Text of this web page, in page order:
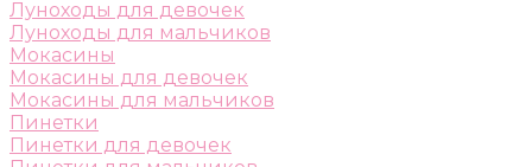
Луноходы для девочек
Луноходы для мальчиков
Мокасины
Мокасины для девочек
Мокасины для мальчиков
Пинетки
Пинетки для девочек